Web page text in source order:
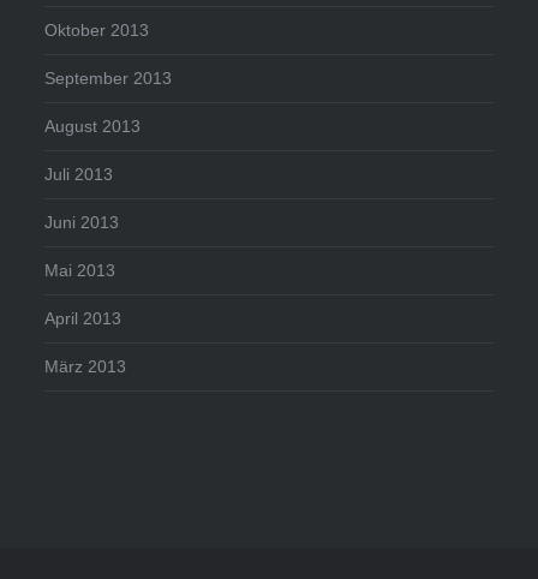
Oktober 2013
September 2013
August 2013
Juli 2013
Juni 2013
Mai 2013
April 2013
März 2013